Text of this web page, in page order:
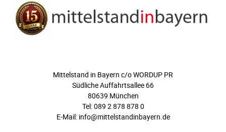
Mittelstand in Bayern c/o WORDUP PR
Südliche Auffahrtsallee 66
80639 München
Tel: 089 2 878 878 0
E-Mail: info@mittelstandinbayern.de